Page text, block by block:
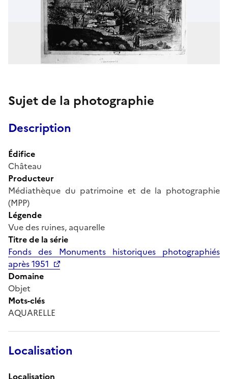
Sujet de la photographie
Description
Édifice
Château
Producteur
Médiathèque du patrimoine et de la photographie
(MPP)
Légende
Vue des ruines, aquarelle
Titre de la série
Fonds des Monuments historiques photographiés
après 1951
Domaine
Objet
Mots-clés
AQUARELLE
Localisation
Localisation